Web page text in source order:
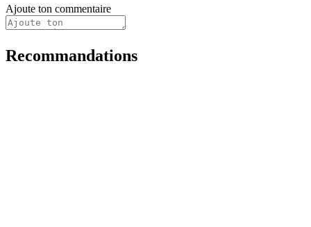
Ajoute ton commentaire
Recommandations